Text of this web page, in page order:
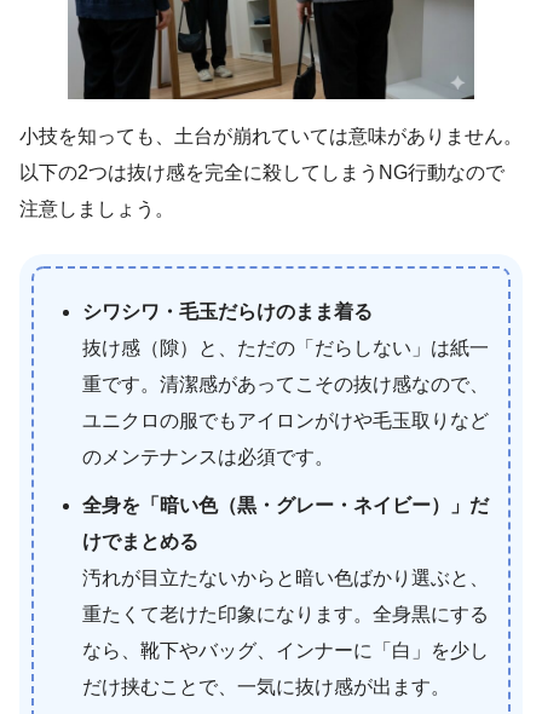
小技を知っても、土台が崩れていては意味がありません。
以下の2つは抜け感を完全に殺してしまうNG行動なので
注意しましょう。
シワシワ・毛玉だらけのまま着る
抜け感（隙）と、ただの「だらしない」は紙一
重です。清潔感があってこその抜け感なので、
ユニクロの服でもアイロンがけや毛玉取りなど
のメンテナンスは必須です。
全身を「暗い色（黒・グレー・ネイビー）」だ
けでまとめる
汚れが目立たないからと暗い色ばかり選ぶと、
重たくて老けた印象になります。全身黒にする
なら、靴下やバッグ、インナーに「白」を少し
だけ挟むことで、一気に抜け感が出ます。